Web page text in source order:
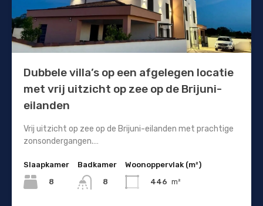
Dubbele villa’s op een afgelegen locatie
met vrij uitzicht op zee op de Brijuni-
eilanden
Vrij uitzicht op zee op de Brijuni-eilanden met prachtige
zonsondergangen.…
Slaapkamer
8
Badkamer
8
Woonoppervlak (m²)
446 m²